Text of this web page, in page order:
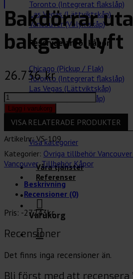
Toronto (Integrerat flakslåp)
Las Vegas (Lättviktskåp)
Vancouver (Volymskåp)
Reservdelar för kåpor
Chicago (Pickup / Flak)
Toronto (Integrerat flakslåp)
Las Vegas (Lättviktskåp)
Vancouver (Volymskåp)
Tillbehör för bilar
Visa kategorier
Våra tjänster
Referenser
Varukorg
Bakdörrar
bakgavellyft
26.736kr
Bakdörrar
utan
bakgavellyft
mängd
Lägg i varukorg
VISA RELATERADE PRODUKTER
Artikelnr:VS-109
Kategorier: Övriga tillbehör
Vancouver,Tillbehör Kåpor
Beskrivning
Recensioner (0)
Pris: -27.243kr
Recensioner
Det finns inga recensioner än.